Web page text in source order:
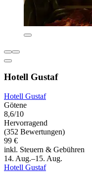
Hotell Gustaf
Hotell Gustaf
Götene
8,6/10
Hervorragend
(352 Bewertungen)
99 €
inkl. Steuern & Gebühren
14. Aug.–15. Aug.
Hotell Gustaf